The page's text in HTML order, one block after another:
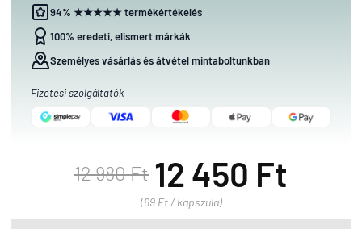
94% ★★★★★ termékértékelés
100% eredeti, elismert márkák
Személyes vásárlás és átvétel mintaboltunkban
Fizetési szolgáltatók
12 980 Ft 12 450 Ft
(69 Ft / kapszula)